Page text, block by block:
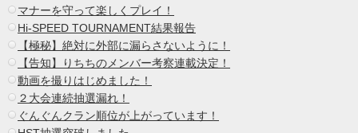
マナーを守って楽しくプレイ！
Hi-SPEED TOURNAMENT結果報告
【極秘】絶対に外部に漏らさないように！
【告知】りちちのメンバー考察連載決定！
動画を撮りはじめました！
２大会連続抽選漏れ！
ぐんぐんクラン順位が上がっています！